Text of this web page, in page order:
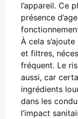
l’appareil. Ce
présence
À cela
et filtres,
fréquent. Le
aussi, car
ingrédients
dans les
l’impact